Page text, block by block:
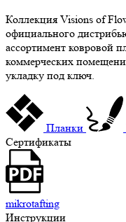
Коллекция Visions of
официального
ассортимент ковровой
коммерческих
укладку под ключ.
Планки
Сертификаты
mikrotafting
Инструкции